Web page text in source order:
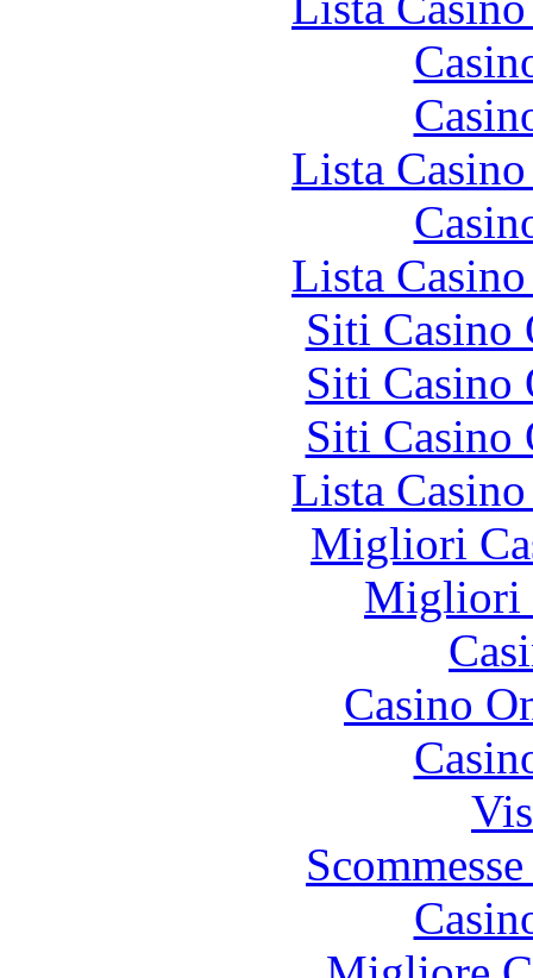
Lista
Lista
Siti Casino
Siti Casino
Siti Casino
Lista
Migliori
Migliori
Casino